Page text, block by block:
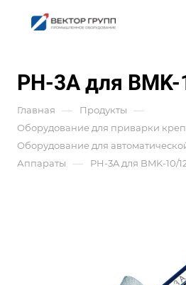
PH-3A для
Главная — Продукты —
Оборудование для приварки
Оборудование для
Аппараты — PH-3A для BMK-10/